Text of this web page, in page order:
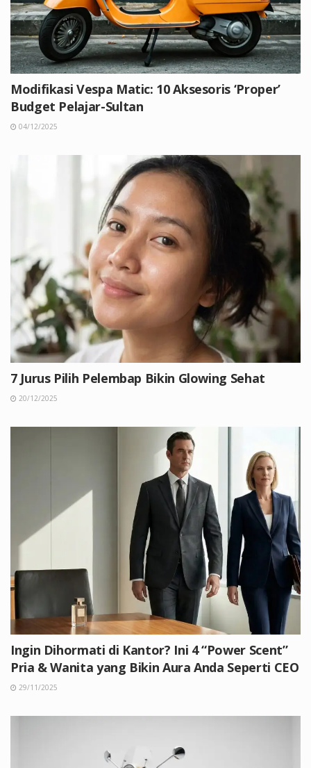
Modifikasi Vespa Matic: 10 Aksesoris ‘Proper’
Budget Pelajar-Sultan
04/12/2025
7 Jurus Pilih Pelembap Bikin Glowing Sehat
20/12/2025
Ingin Dihormati di Kantor? Ini 4 “Power Scent”
Pria & Wanita yang Bikin Aura Anda Seperti CEO
29/11/2025